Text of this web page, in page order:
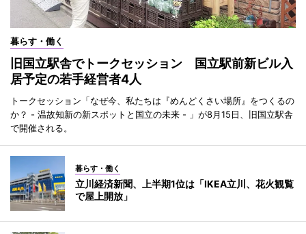
暮らす・働く
旧国立駅舎でトークセッション 国立駅前新ビル入
居予定の若手経営者4人
トークセッション「なぜ今、私たちは『めんどくさい場所』をつくるの
か？ - 温故知新の新スポットと国立の未来 - 」が8月15日、旧国立駅舎
で開催される。
暮らす・働く
立川経済新聞、上半期1位は「IKEA立川、花火観覧
で屋上開放」